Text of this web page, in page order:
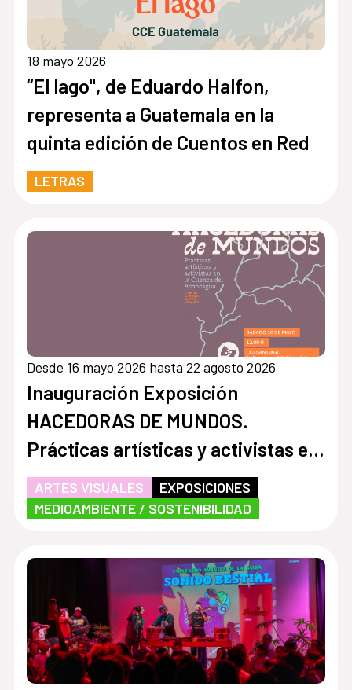
18 mayo 2026
“El lago", de Eduardo Halfon,
representa a Guatemala en la
quinta edición de Cuentos en Red
LETRAS
Desde 16 mayo 2026 hasta 22 agosto 2026
Inauguración Exposición
HACEDORAS DE MUNDOS.
Prácticas artísticas y activistas en
la Cuenca del Aconcagua
ARTES VISUALES
EXPOSICIONES
MEDIOAMBIENTE / SOSTENIBILIDAD